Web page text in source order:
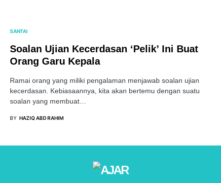
SANTAI
Soalan Ujian Kecerdasan ‘Pelik’ Ini Buat
Orang Garu Kepala
Ramai orang yang miliki pengalaman menjawab soalan ujian
kecerdasan. Kebiasaannya, kita akan bertemu dengan suatu
soalan yang membuat…
BY HAZIQ ABD RAHIM